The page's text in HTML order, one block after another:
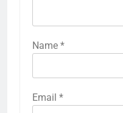
Name *
Email *